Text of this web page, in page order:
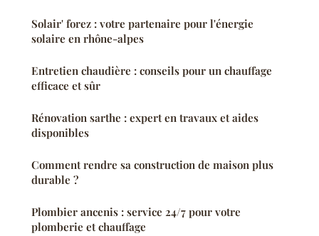
Solair' forez : votre partenaire pour l'énergie
solaire en rhône-alpes
Entretien chaudière : conseils pour un chauffage
efficace et sûr
Rénovation sarthe : expert en travaux et aides
disponibles
Comment rendre sa construction de maison plus
durable ?
Plombier ancenis : service 24/7 pour votre
plomberie et chauffage